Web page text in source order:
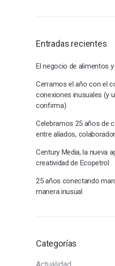
Entradas recientes
El negocio de alimentos
Cerramos el año con el
conexiones inusuales (y
confirma)
Celebramos 25 años de
entre aliados,
Century Media, la nueva
creatividad de Ecopetrol
25 años conectando
manera inusual
Categorías